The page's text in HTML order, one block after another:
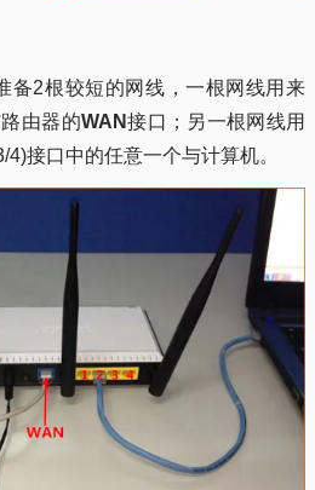
备2根较短的网线，一根网线用来
由器的WAN接口；另一根网线用
接口中的任意一个与计算机。